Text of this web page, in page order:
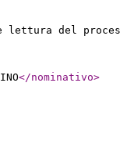
del
</nominativo>